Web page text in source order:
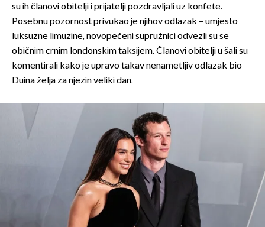
su ih članovi obitelji i prijatelji pozdravljali uz konfete.
Posebnu pozornost privukao je njihov odlazak – umjesto
luksuzne limuzine, novopečeni supružnici odvezli su se
običnim crnim londonskim taksijem. Članovi obitelji u šali su
komentirali kako je upravo takav nenametljiv odlazak bio
Duina želja za njezin veliki dan.